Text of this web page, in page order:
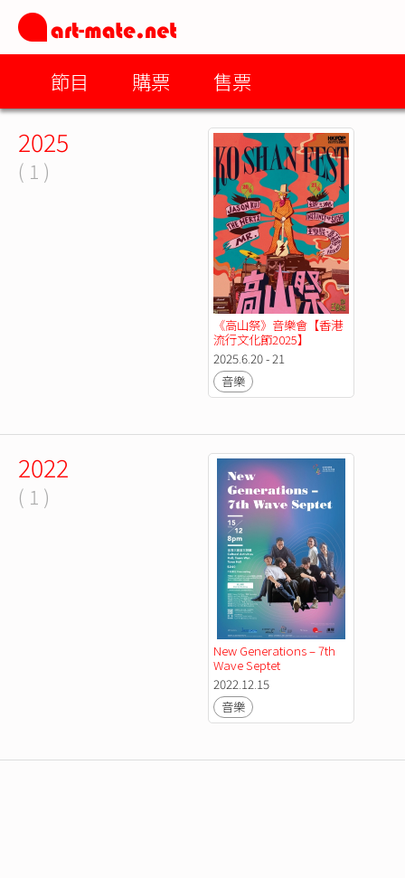
節目 購票 售票
2025
( 1 )
《高山祭》音樂會【香港
流行文化節2025】
2025.6.20 - 21
音樂
2022
( 1 )
New Generations – 7th
Wave Septet
2022.12.15
音樂